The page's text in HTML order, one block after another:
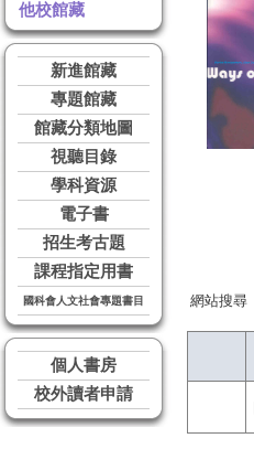
他校館藏
新進館藏
專題館藏
館藏分類地圖
視聽目錄
學科資源
電子書
招生考古題
課程指定用書
國科會人文社會專題書目
個人書房
校外讀者申請
網站搜尋